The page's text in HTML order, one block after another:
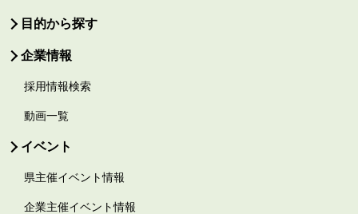
目的から探す
企業情報
採用情報検索
動画一覧
イベント
県主催イベント情報
企業主催イベント情報